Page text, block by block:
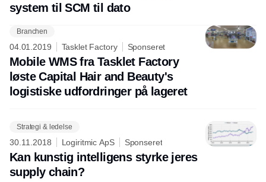
system til SCM til dato
Branchen
04.01.2019 Tasklet Factory Sponseret
Mobile WMS fra Tasklet Factory
løste Capital Hair and Beauty's
logistiske udfordringer på lageret
Strategi & ledelse
30.11.2018 Logiritmic ApS Sponseret
Kan kunstig intelligens styrke jeres
supply chain?